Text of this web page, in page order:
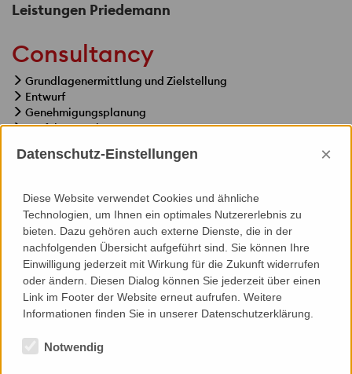
Leistungen Priedemann
Consultancy
Grundlagenermittlung und Zielstellung
Entwurf
Genehmigungsplanung
Ausführungsplanung
Mitwirkung bei der Vergabe
Specials
Wartung, Reinigung, Fassadenzugang
Datenschutz-Einstellungen ×
Diese Website verwendet Cookies und ähnliche
Technologien, um Ihnen ein optimales Nutzererlebnis zu
bieten. Dazu gehören auch externe Dienste, die in der
nachfolgenden Übersicht aufgeführt sind. Sie können Ihre
Einwilligung jederzeit mit Wirkung für die Zukunft widerrufen
oder ändern. Diesen Dialog können Sie jederzeit über einen
Link im Footer der Website erneut aufrufen. Weitere
Informationen finden Sie in unserer Datenschutzerklärung.
Notwendig